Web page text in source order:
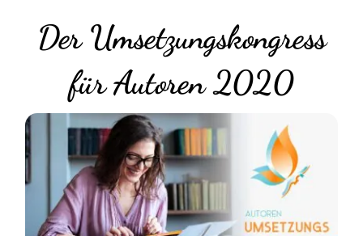
Der Umsetzungskongress
für Autoren 2020